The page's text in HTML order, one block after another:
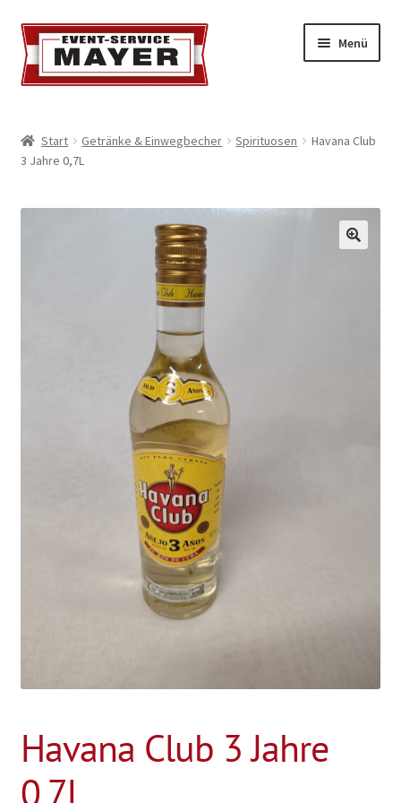
Menü
Event-Service
Standort & Öffnungszeiten
Geschäftsbedingungen
Start Getränke & Einwegbecher Spirituosen
Havana Club
3 Jahre 0,7L
Havana Club 3 Jahre
0,7L